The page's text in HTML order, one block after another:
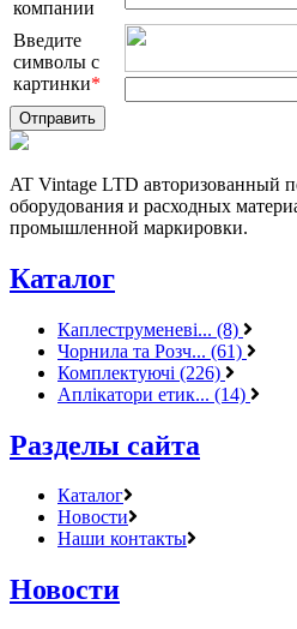
компании
Введите
символы с
картинки*
AT Vintage LTD авторизованный
оборудования и расходных
промышленной маркировки.
Каталог
Каплеструменеві... (8)
Чорнила та Розч... (61)
Комплектуючі (226)
Аплікатори етик... (14)
Разделы сайта
Каталог
Новости
Наши контакты
Новости